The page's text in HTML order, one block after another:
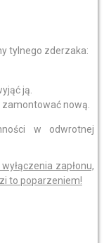
tylnego zderzaka:
ją.
nową.
w odwrotnej
zapłonu,
to poparzeniem!